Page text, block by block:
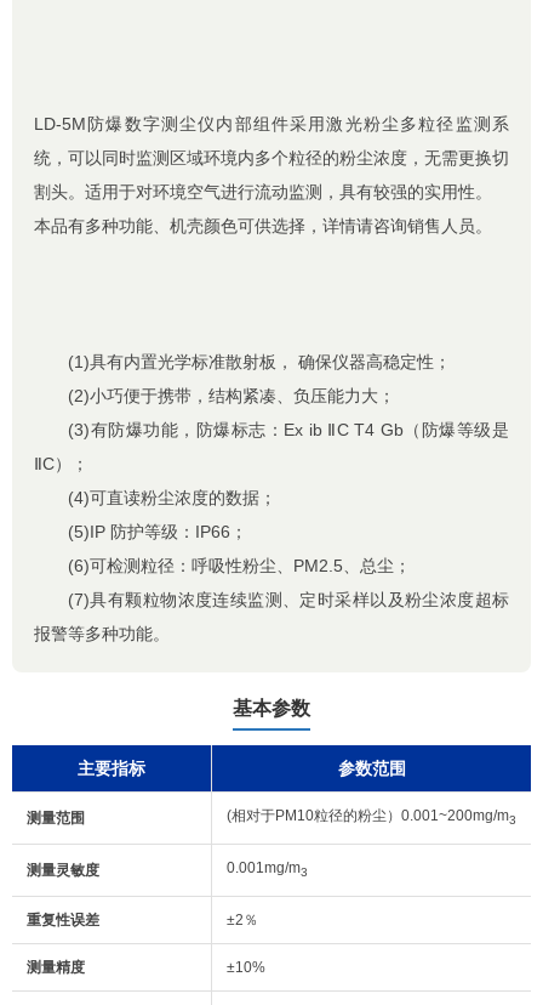
LD-5M防爆数字测尘仪内部组件采用激光粉尘多粒径监测系
统，可以同时监测区域环境内多个粒径的粉尘浓度，无需更换切
割头。适用于对环境空气进行流动监测，具有较强的实用性。
本品有多种功能、机壳颜色可供选择，详情请咨询销售人员。
(1)具有内置光学标准散射板， 确保仪器高稳定性；
(2)小巧便于携带，结构紧凑、负压能力大；
(3)有防爆功能，防爆标志：Ex ib ⅡC T4 Gb（防爆等级是
ⅡC）；
(4)可直读粉尘浓度的数据；
(5)IP 防护等级：IP66；
(6)可检测粒径：呼吸性粉尘、PM2.5、总尘；
(7)具有颗粒物浓度连续监测、定时采样以及粉尘浓度超标
报警等多种功能。
基本参数
主要指标 参数范围
测量范围 (相对于PM10粒径的粉尘）0.001~200mg/m3
测量灵敏度 0.001mg/m3
重复性误差 ±2％
测量精度 ±10%